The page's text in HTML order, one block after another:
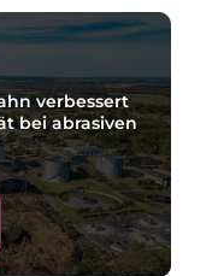
verbessert
bei abrasiven